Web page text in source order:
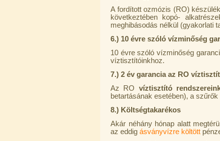
A fordított ozmózis (RO)
következtében kopó-
meghibásodás nélkül (gyakorlati
6.) 10 évre szóló vízminőség
10 évre szóló vízminőség
víztisztítóinkhoz.
7.) 2 év garancia az RO
Az RO víztisztító
betartásának esetében), a
8.) Költségtakarékos
Akár néhány hónap alatt
az eddig ásványvízre költött